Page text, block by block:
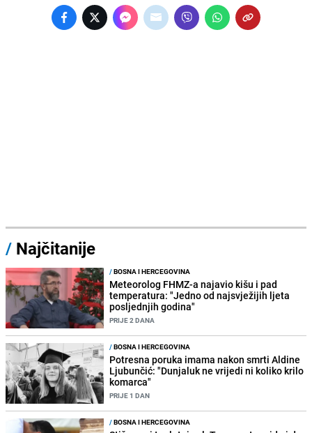
/ Najčitanije
/BOSNA I HERCEGOVINA
Meteorolog FHMZ-a najavio kišu i pad
temperatura: "Jedno od najsvježijih ljeta
posljednjih godina"
PRIJE 2 DANA
/BOSNA I HERCEGOVINA
Potresna poruka imama nakon smrti Aldine
Ljubunčić: "Dunjaluk ne vrijedi ni koliko krilo
komarca"
PRIJE 1 DAN
/BOSNA I HERCEGOVINA